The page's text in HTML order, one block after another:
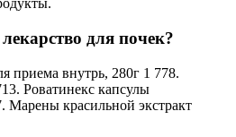
для почек?
приема внутрь, 280г 1 778.
Роватинекс капсулы
Марены красильной экстракт